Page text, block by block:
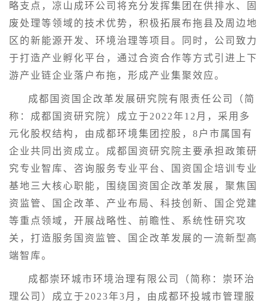
略支点，凉山成环公司将充分发挥集团在供排水、固
废处理等领域的技术优势，积极拓展布拖县及周边地
区的新能源开发、环境治理等项目。同时，公司致力
于打造产业孵化平台，通过合资合作等方式引进上下
游产业链企业落户布拖，形成产业集聚效应。
成都国资国企改革发展研究院有限责任公司（简
称：成都国资研究院）成立于2022年12月，采用多
元化股权结构，由成都环境集团控股，8户市属国有
企业共同出资成立。成都国资研究院主要承担政策研
究专业智库、咨询服务专业平台、国资国企培训专业
基地三大核心职能，围绕国资国企改革发展，聚焦国
资监管、国企改革、产业布局、科技创新、国企党建
等重点领域，开展战略性、前瞻性、系统性研究攻
关，打造服务国资监管、国企改革发展的一流新型高
端智库。
成都崇环城市环境治理有限公司（简称：崇环治
理公司）成立于2023年3月，由成都环投城市管理服